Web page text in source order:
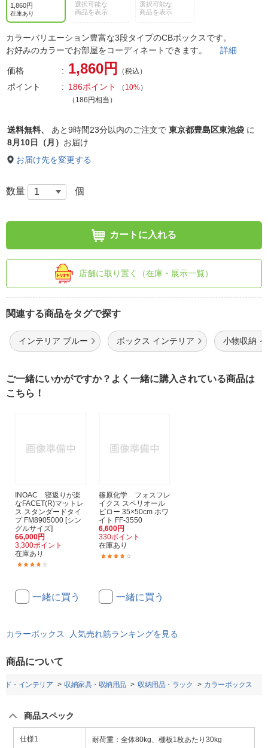
1,860円
在庫あり
選択可能な
商品を表示
選択可能な
商品を表示
カラーバリエーション豊富な3段タイプのCBボックスです。
お好みのカラーでお部屋をコーディネートできます。 詳細
価格 1,860円 （税込）
ポイント 186ポイント （ 10%）
（186円相当）
送料無料、 あと9時間23分以内のご注文で 東京都豊島区東池袋 に
8月10日（月） お届け
お届け先を変更する
数量 個
カートに入れる
店舗に取り置く（在庫・展示一覧）
関連する商品をタグで探す
インテリア ブルー ボックス インテリア 小物収納
ご一緒にいかがですか？よく一緒に購入されている商品は
こちら！
INOAC 寝返りが楽
なFACET(R)マットレ
ス スタンダードタイ
プ FM8905000 [シン
グルサイズ]
66,000円
3,300ポイント
在庫あり
一緒に買う
篠原化学 フォスフレ
イクス スペリオール
ピロー 35×50cm ホワ
イト FF-3550
6,600円
330ポイント
在庫あり
一緒に買う
カラーボックス 人気売れ筋ランキングを見る
商品について
ド・インテリア 収納家具・収納用品 収納用品・ラック カラーボックス
商品スペック
仕様1 耐荷重：全体80kg、棚板1枚あたり30kg